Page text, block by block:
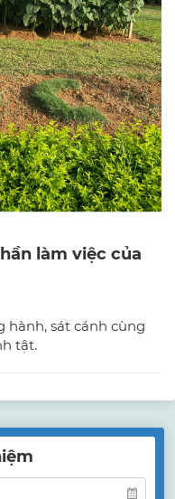
làm việc của
hành, sát cánh cùng
tật.